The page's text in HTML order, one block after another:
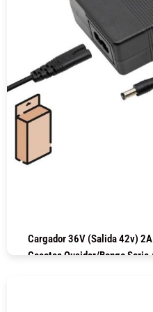
Cargador 36V (salida 42v)
Cecotec Ousider/Bongo Serie